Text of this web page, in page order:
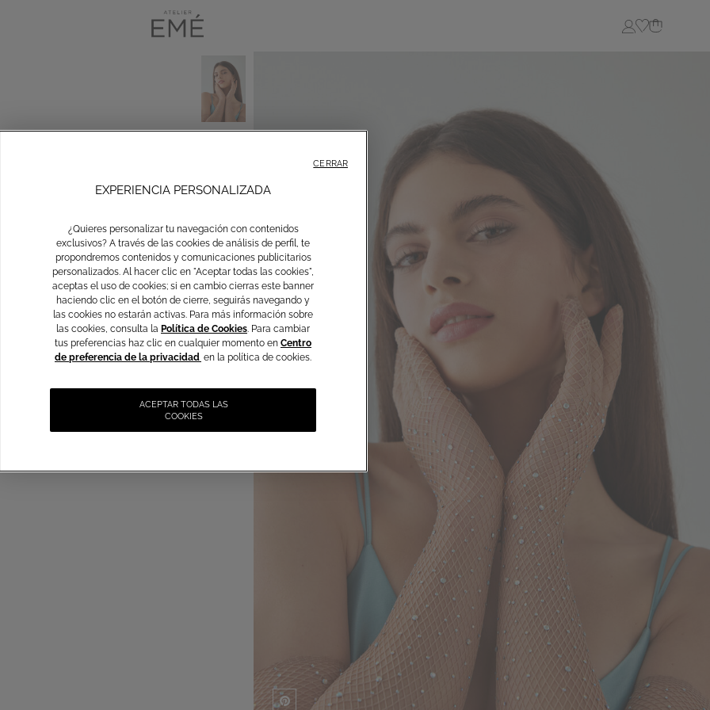
Login
EXPERIENCIA PERSONALIZADA
¿Quieres personalizar tu navegación con contenidos
exclusivos? A través de las cookies de análisis de perfil, te
propondremos contenidos y comunicaciones publicitarios
personalizados. Al hacer clic en "Aceptar todas las cookies",
aceptas el uso de cookies; si en cambio cierras este banner
haciendo clic en el botón de cierre, seguirás navegando y
las cookies no estarán activas. Para más información sobre
las cookies, consulta la Política de Cookies. Para cambiar
tus preferencias haz clic en cualquier momento en Centro
de preferencia de la privacidad en la política de cookies.
ACEPTAR TODAS LAS
COOKIES
CERRAR